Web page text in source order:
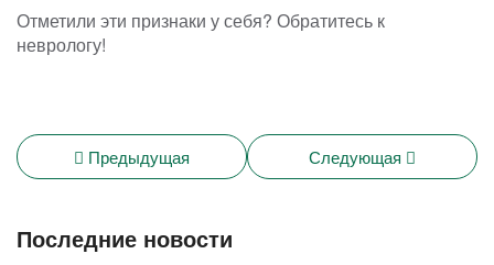
Отметили эти признаки у себя? Обратитесь к
неврологу!
Предыдущая Следующая
Последние новости